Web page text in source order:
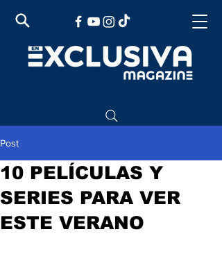
Post
10 PELÍCULAS Y
SERIES PARA VER
ESTE VERANO